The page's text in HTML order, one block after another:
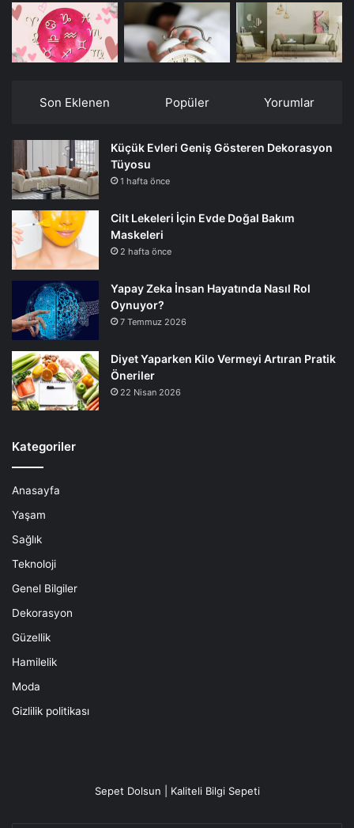
Son Eklenen Popüler Yorumlar
Küçük Evleri Geniş Gösteren Dekorasyon
Tüyosu
1 hafta önce
Cilt Lekeleri İçin Evde Doğal Bakım
Maskeleri
2 hafta önce
Yapay Zeka İnsan Hayatında Nasıl Rol
Oynuyor?
7 Temmuz 2026
Diyet Yaparken Kilo Vermeyi Artıran Pratik
Öneriler
22 Nisan 2026
Kategoriler
Anasayfa
Yaşam
Sağlık
Teknoloji
Genel Bilgiler
Dekorasyon
Güzellik
Hamilelik
Moda
Gizlilik politikası
Sepet Dolsun | Kaliteli Bilgi Sepeti